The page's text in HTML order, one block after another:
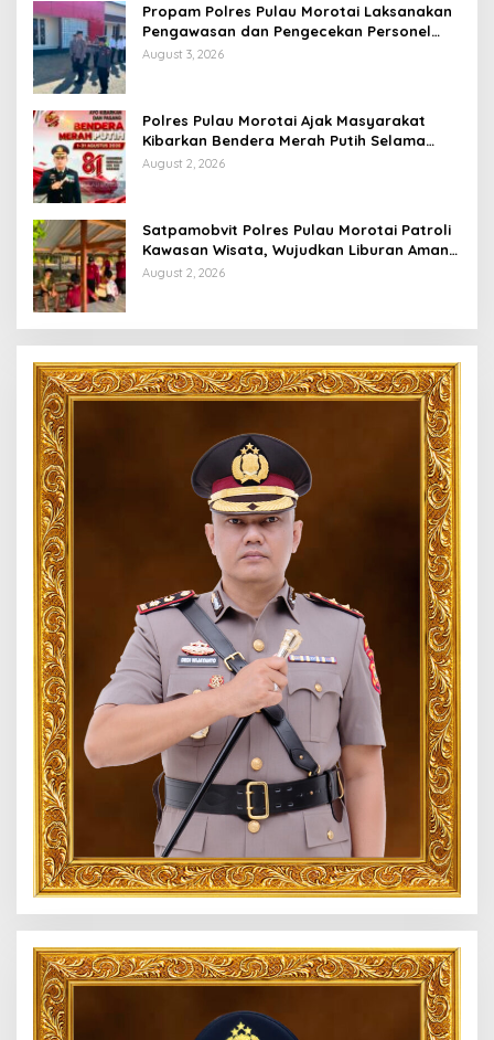
Propam Polres Pulau Morotai Laksanakan
Pengawasan dan Pengecekan Personel
Saat Apel Serah Terima Piket Fungsi
August 3, 2026
Polres Pulau Morotai Ajak Masyarakat
Kibarkan Bendera Merah Putih Selama
Bulan Kemerdekaan
August 2, 2026
Satpamobvit Polres Pulau Morotai Patroli
Kawasan Wisata, Wujudkan Liburan Aman
dan Kondusif
August 2, 2026